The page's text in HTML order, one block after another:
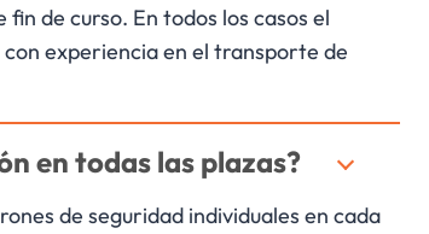
de curso. En todos los casos el
experiencia en el transporte de
en todas las plazas?
de seguridad individuales en cada